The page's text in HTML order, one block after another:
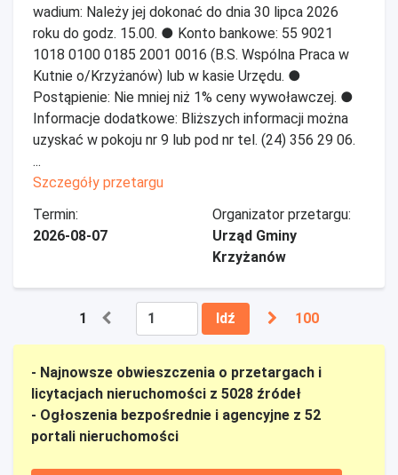
wadium: Należy jej dokonać do dnia 30 lipca 2026
roku do godz. 15.00. ● Konto bankowe: 55 9021
1018 0100 0185 2001 0016 (B.S. Wspólna Praca w
Kutnie o/Krzyżanów) lub w kasie Urzędu. ●
Postąpienie: Nie mniej niż 1% ceny wywoławczej. ●
Informacje dodatkowe: Bliższych informacji można
uzyskać w pokoju nr 9 lub pod nr tel. (24) 356 29 06.
...
Szczegóły przetargu
Termin:
2026-08-07
Organizator przetargu:
Urząd Gminy
Krzyżanów
1 Idź 100
- Najnowsze obwieszczenia o przetargach i
licytacjach nieruchomości z 5028 źródeł
- Ogłoszenia bezpośrednie i agencyjne z 52
portali nieruchomości